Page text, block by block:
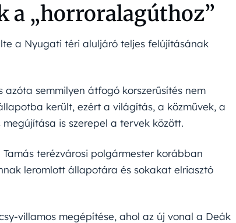
a „horroralagúthoz”
a Nyugati téri aluljáró teljes felújításának
semmilyen átfogó korszerűsítés nem
került, ezért a világítás, a közművek, a
is szerepel a tervek között.
terézvárosi polgármester korábban
leromlott állapotára és sokakat elriasztó
villamos megépítése, ahol az új vonal a Deák